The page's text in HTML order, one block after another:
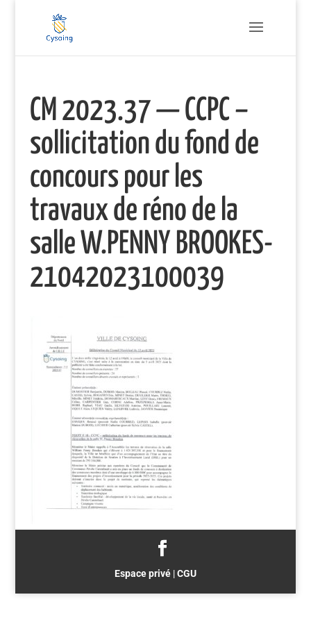
CM 2023.37 — CCPC –
sollicitation du fond de
concours pour les
travaux de réno de la
salle W.PENNY BROOKES-
21042023100039
Espace privé|CGU